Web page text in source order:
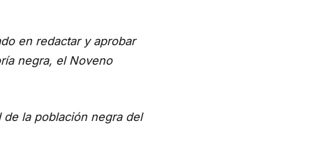
en redactar y aprobar
negra, el Noveno
la población negra del